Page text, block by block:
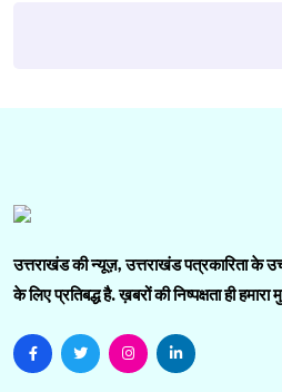
उत्तराखंड की न्यूज़, उत्तराखंड पत्रकारिता के
के लिए प्रतिबद्ध है. ख़बरों की निष्पक्षता ही हमारा